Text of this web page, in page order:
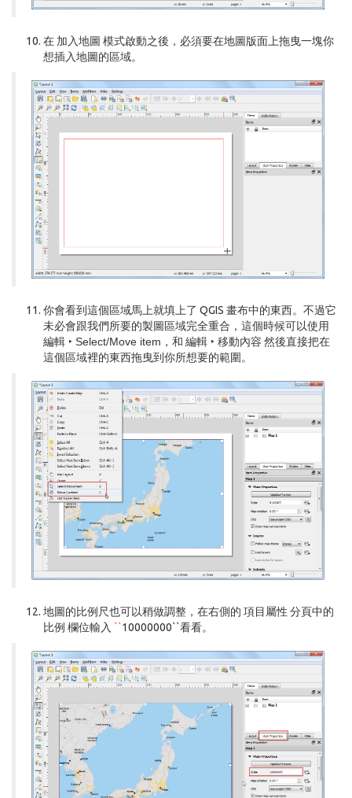
在 加入地圖 模式啟動之後，必須要在地圖版面上拖曳一塊你
想插入地圖的區域。
你會看到這個區域馬上就填上了 QGIS 畫布中的東西。不過它
未必會跟我們所要的製圖區域完全重合，這個時候可以使用
編輯 ‣ Select/Move item ，和 編輯 ‣ 移動內容 然後直接把在
這個區域裡的東西拖曳到你所想要的範圍。
地圖的比例尺也可以稍做調整，在右側的 項目屬性 分頁中的
比例 欄位輸入 ``10000000``看看。